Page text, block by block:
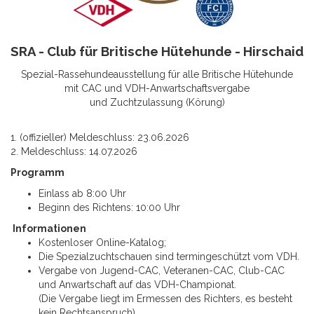
SRA - Club für Britische Hütehunde - Hirschaid
Spezial-Rassehundeausstellung für alle Britische Hütehunde
mit CAC und VDH-Anwartschaftsvergabe
und Zuchtzulassung (Körung)
1. (offizieller) Meldeschluss: 23.06.2026
2. Meldeschluss: 14.07.2026
Programm
Einlass ab 8:00 Uhr
Beginn des Richtens: 10:00 Uhr
Informationen
Kostenloser Online-Katalog;
Die Spezialzuchtschauen sind termingeschützt vom VDH.
Vergabe von Jugend-CAC, Veteranen-CAC, Club-CAC
und Anwartschaft auf das VDH-Championat.
(Die Vergabe liegt im Ermessen des Richters, es besteht